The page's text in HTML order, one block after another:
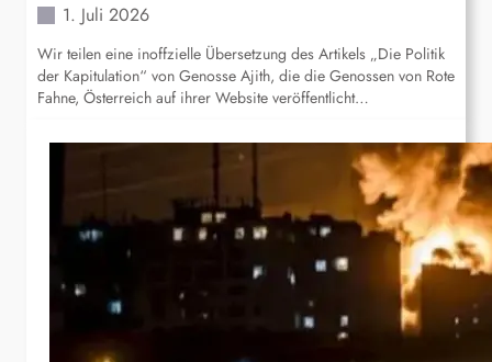
1. Juli 2026
Wir teilen eine inoffzielle Übersetzung des Artikels „Die Politik
der Kapitulation“ von Genosse Ajith, die die Genossen von Rote
Fahne, Österreich auf ihrer Website veröffentlicht…